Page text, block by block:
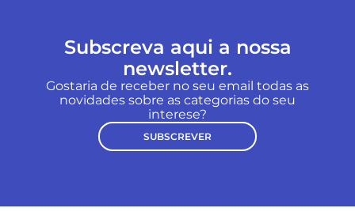
Subscreva aqui a nossa
newsletter.
Gostaria de receber no seu email todas as
novidades sobre as categorias do seu
interese?
SUBSCREVER